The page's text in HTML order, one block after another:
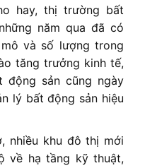
hay, thị trường bất
năm qua đã có
và số lượng trong
tăng trưởng kinh tế,
động sản cũng ngày
lý bất động sản hiệu
nhiều khu đô thị mới
về hạ tầng kỹ thuật,